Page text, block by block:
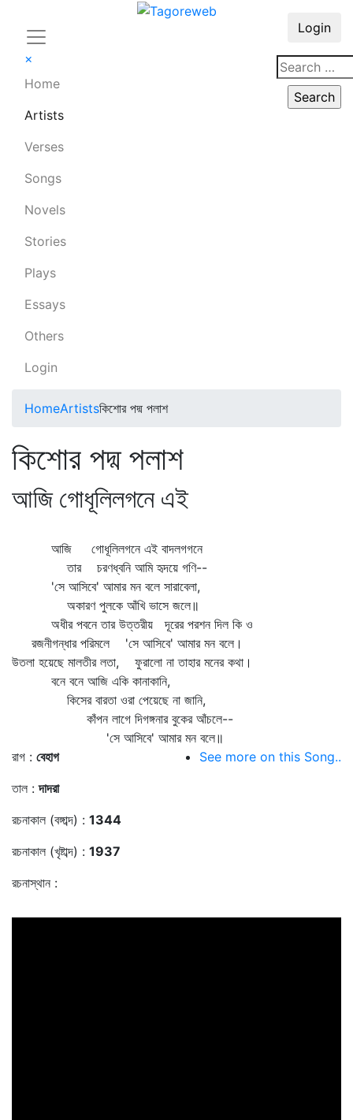
×
Home
Artists
Verses
Songs
Novels
Stories
Plays
Essays
Others
Login
Login
HomeArtistsকিশোর পদ্ম পলাশ
কিশোর পদ্ম পলাশ
আজি গোধূলিলগনে এই
আজি গোধূলিলগনে এই বাদলগগনে
তার চরণধ্বনি আমি হৃদয়ে গণি--
'সে আসিবে' আমার মন বলে সারাবেলা,
অকারণ পুলকে আঁখি ভাসে জলে॥
অধীর পবনে তার উত্তরীয় দূরের পরশন দিল কি ও
রজনীগন্ধার পরিমলে 'সে আসিবে' আমার মন বলে।
উতলা হয়েছে মালতীর লতা, ফুরালো না তাহার মনের কথা।
বনে বনে আজি একি কানাকানি,
কিসের বারতা ওরা পেয়েছে না জানি,
কাঁপন লাগে দিগঙ্গনার বুকের আঁচলে--
'সে আসিবে' আমার মন বলে॥
রাগ : বেহাগ
তাল :দাদরা
রচনাকাল (বঙ্গাব্দ) : 1344
রচনাকাল (খৃষ্টাব্দ) : 1937
রচনাস্থান :
See more on this Song..